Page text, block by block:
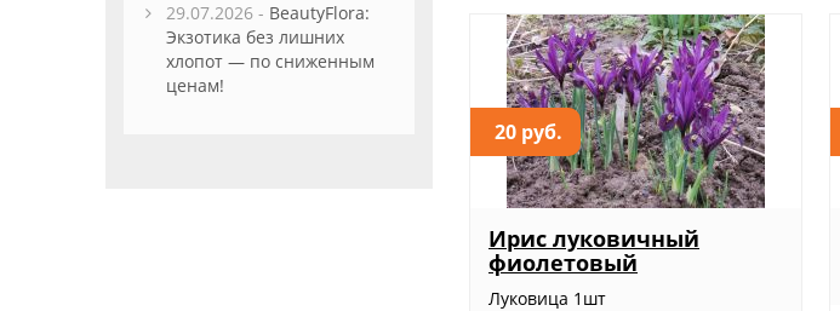
20 руб.
Ирис луковичный
фиолетовый
Луковица 1шт
29.07.2026 - BeautyFlora:
Экзотика без лишних
хлопот — по сниженным
ценам!